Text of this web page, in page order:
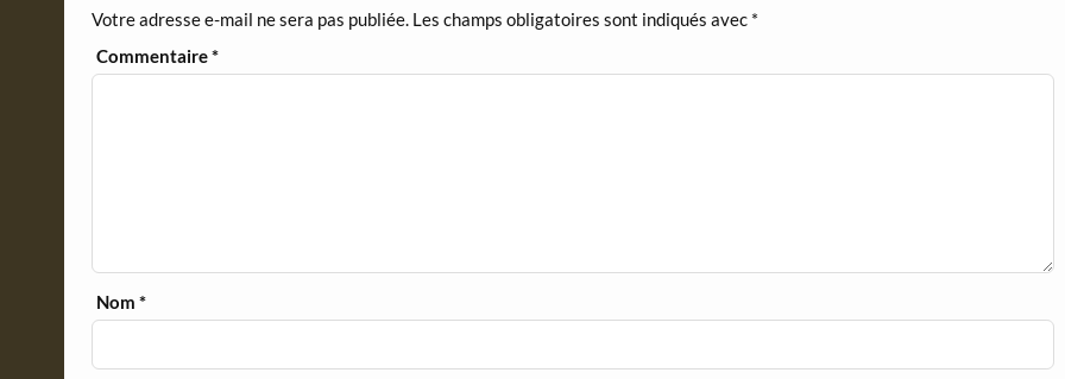
l
y
Votre adresse e-mail ne sera pas publiée. Les champs obligatoires sont indiqués avec *
Commentaire*
Nom*